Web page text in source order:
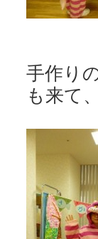
手作り
も来て